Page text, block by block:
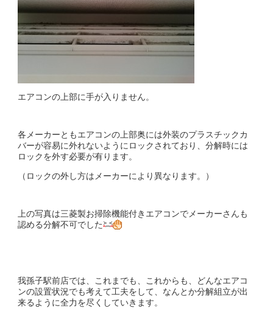
エアコンの上部に手が入りません。
各メーカーともエアコンの上部奥には外装のプラスチックカ
バーが容易に外れないようにロックされており、分解時には
ロックを外す必要が有ります。
（ロックの外し方はメーカーにより異なります。）
上の写真は三菱製お掃除機能付きエアコンでメーカーさんも
認める分解不可でした
我孫子駅前店では、これまでも、これからも、どんなエアコ
ンの設置状況でも考えて工夫をして、なんとか分解組立が出
来るように全力を尽くしていきます。